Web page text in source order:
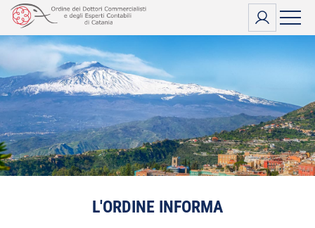
Vai
contenuto
L'ORDINE INFORMA